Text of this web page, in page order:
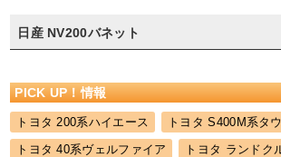
日産 NV200バネット
PICK UP！情報
トヨタ 200系ハイエース
トヨタ S400M系タ
トヨタ 40系ヴェルファイア
トヨタ ランドク